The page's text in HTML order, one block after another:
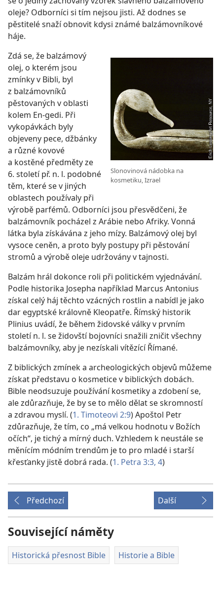
oleje? Odborníci si tím nejsou jisti. Až dodnes se
pěstitelé snaží obnovit kdysi známé balzámovníkové
háje.
Slonovinová nádobka na
kosmetiku, Izrael
Zdá se, že balzámový
olej, o kterém jsou
zmínky v Bibli, byl
z balzámovníků
pěstovaných v oblasti
kolem En-gedi. Při
vykopávkách byly
objeveny pece, džbánky
a různé kovové
a kostěné předměty ze
6. století př. n. l. podobné
těm, které se v jiných
oblastech používaly při
výrobě parfémů. Odborníci jsou přesvědčeni, že
balzámovník pocházel z Arábie nebo Afriky. Vonná
látka byla získávána z jeho mízy. Balzámový olej byl
vysoce ceněn, a proto byly postupy při pěstování
stromů a výrobě oleje udržovány v tajnosti.
Balzám hrál dokonce roli při politickém vyjednávání.
Podle historika Josepha například Marcus Antonius
získal celý háj těchto vzácných rostlin a nabídl je jako
dar egyptské královně Kleopatře. Římský historik
Plinius uvádí, že během židovské války v prvním
století n. l. se židovští bojovníci snažili zničit všechny
balzámovníky, aby je nezískali vítězící Římané.
Z biblických zmínek a archeologických objevů můžeme
získat představu o kosmetice v biblických dobách.
Bible neodsuzuje používání kosmetiky a zdobení se,
ale zdůrazňuje, že by se to mělo dělat se skromností
a zdravou myslí. (1. Timoteovi 2:9) Apoštol Petr
zdůrazňuje, že tím, co „má velkou hodnotu v Božích
očích“, je tichý a mírný duch. Vzhledem k neustále se
měnícím módním trendům je to pro mladé i starší
křesťanky jistě dobrá rada. (1. Petra 3:3, 4)
Předchozí Další
Související náměty
Historická přesnost Bible Historie a Bible